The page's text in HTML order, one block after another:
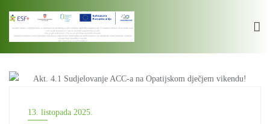
content
13. listopada 2025.